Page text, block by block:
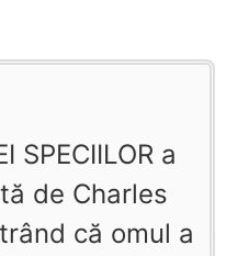
SPECIILOR a
de Charles
că omul a